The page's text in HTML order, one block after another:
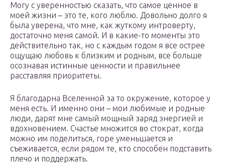
Могу с уверенностью сказать, что самое ценное в
моей жизни – это те, кого люблю. Довольно долго я
была уверена, что мне, как жуткому интроверту,
достаточно меня самой. И в какие-то моменты это
действительно так, но с каждым годом я все острее
ощущаю любовь к близким и родным, все больше
осознавая истинные ценности и правильнее
расставляя приоритеты.
Я благодарна Вселенной за то окружение, которое у
меня есть. И именно они – мои любимые и родные
люди, дарят мне самый мощный заряд энергией и
вдохновением. Счастье множится во стократ, когда
можно им поделиться, горе уменьшается и
съеживается, если рядом те, кто способен подставить
плечо и поддержать.